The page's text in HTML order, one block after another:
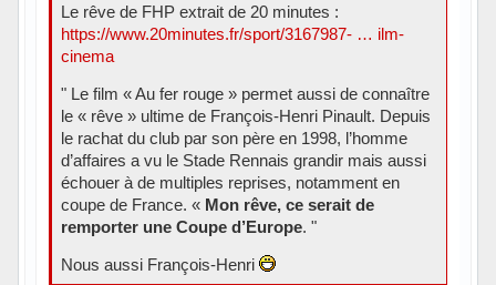
Le rêve de FHP extrait de 20 minutes :
https://www.20minutes.fr/sport/3167987- … ilm-
cinema
" Le film « Au fer rouge » permet aussi de connaître
le « rêve » ultime de François-Henri Pinault. Depuis
le rachat du club par son père en 1998, l’homme
d’affaires a vu le Stade Rennais grandir mais aussi
échouer à de multiples reprises, notamment en
coupe de France. « Mon rêve, ce serait de
remporter une Coupe d’Europe. "
Nous aussi François-Henri